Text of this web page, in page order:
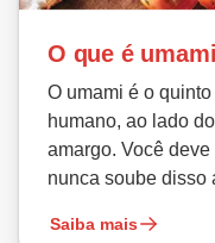
O que é
O umami é o
humano, ao lado
amargo. Você
nunca soube disso
Saiba mais